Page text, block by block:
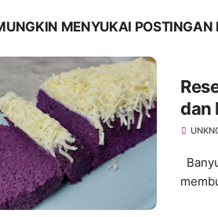
MENYUKAI POSTINGAN
dan